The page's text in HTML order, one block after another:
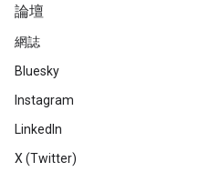
論壇
網誌
Bluesky
Instagram
LinkedIn
X (Twitter)